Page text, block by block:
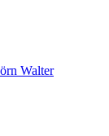
Walter